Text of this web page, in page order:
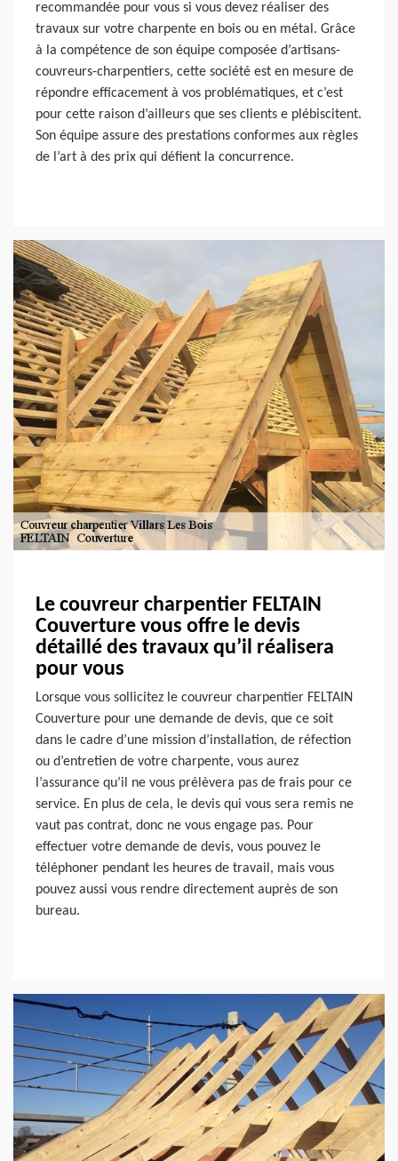
recommandée pour vous si vous devez réaliser des
travaux sur votre charpente en bois ou en métal. Grâce
à la compétence de son équipe composée d’artisans-
couvreurs-charpentiers, cette société est en mesure de
répondre efficacement à vos problématiques, et c’est
pour cette raison d’ailleurs que ses clients e plébiscitent.
Son équipe assure des prestations conformes aux règles
de l’art à des prix qui défient la concurrence.
Le couvreur charpentier FELTAIN
Couverture vous offre le devis
détaillé des travaux qu’il réalisera
pour vous
Lorsque vous sollicitez le couvreur charpentier FELTAIN
Couverture pour une demande de devis, que ce soit
dans le cadre d’une mission d’installation, de réfection
ou d’entretien de votre charpente, vous aurez
l’assurance qu’il ne vous prélèvera pas de frais pour ce
service. En plus de cela, le devis qui vous sera remis ne
vaut pas contrat, donc ne vous engage pas. Pour
effectuer votre demande de devis, vous pouvez le
téléphoner pendant les heures de travail, mais vous
pouvez aussi vous rendre directement auprès de son
bureau.